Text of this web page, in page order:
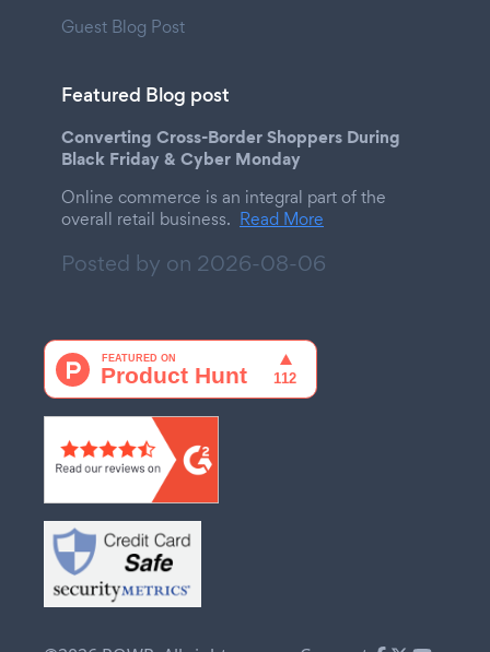
Guest Blog Post
Featured Blog post
Converting Cross-Border Shoppers During
Black Friday & Cyber Monday
Online commerce is an integral part of the
overall retail business. Read More
Posted by on 2026-08-06